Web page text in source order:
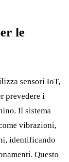
le
sensori IoT,
prevedere i
Il sistema
vibrazioni,
identificando
Questo